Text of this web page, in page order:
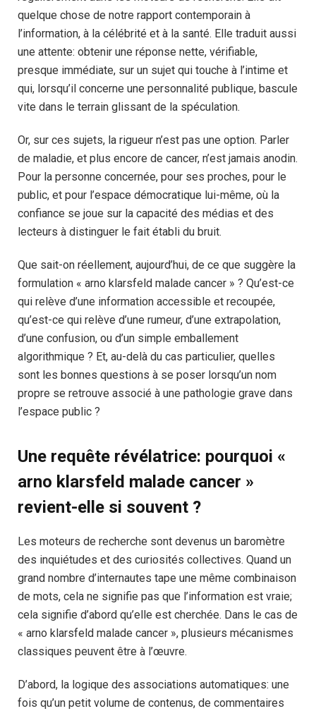
quelque chose de notre rapport contemporain à
l’information, à la célébrité et à la santé. Elle traduit aussi
une attente: obtenir une réponse nette, vérifiable,
presque immédiate, sur un sujet qui touche à l’intime et
qui, lorsqu’il concerne une personnalité publique, bascule
vite dans le terrain glissant de la spéculation.
Or, sur ces sujets, la rigueur n’est pas une option. Parler
de maladie, et plus encore de cancer, n’est jamais anodin.
Pour la personne concernée, pour ses proches, pour le
public, et pour l’espace démocratique lui-même, où la
confiance se joue sur la capacité des médias et des
lecteurs à distinguer le fait établi du bruit.
Que sait-on réellement, aujourd’hui, de ce que suggère la
formulation « arno klarsfeld malade cancer » ? Qu’est-ce
qui relève d’une information accessible et recoupée,
qu’est-ce qui relève d’une rumeur, d’une extrapolation,
d’une confusion, ou d’un simple emballement
algorithmique ? Et, au-delà du cas particulier, quelles
sont les bonnes questions à se poser lorsqu’un nom
propre se retrouve associé à une pathologie grave dans
l’espace public ?
Une requête révélatrice: pourquoi «
arno klarsfeld malade cancer »
revient-elle si souvent ?
Les moteurs de recherche sont devenus un baromètre
des inquiétudes et des curiosités collectives. Quand un
grand nombre d’internautes tape une même combinaison
de mots, cela ne signifie pas que l’information est vraie;
cela signifie d’abord qu’elle est cherchée. Dans le cas de
« arno klarsfeld malade cancer », plusieurs mécanismes
classiques peuvent être à l’œuvre.
D’abord, la logique des associations automatiques: une
fois qu’un petit volume de contenus, de commentaires